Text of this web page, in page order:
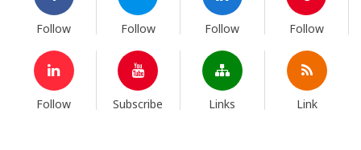
Follow Follow Follow Follow
Follow Subscribe Links Link